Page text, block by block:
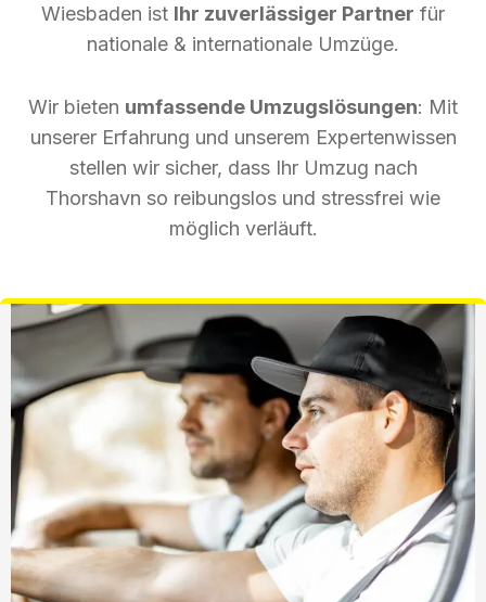
Wiesbaden ist Ihr zuverlässiger Partner für
nationale & internationale Umzüge.
Wir bieten umfassende Umzugslösungen: Mit
unserer Erfahrung und unserem Expertenwissen
stellen wir sicher, dass Ihr Umzug nach
Thorshavn so reibungslos und stressfrei wie
möglich verläuft.